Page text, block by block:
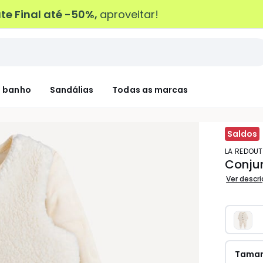
Final até -50%, aproveitar!
banho Sandálias Todas as marcas
Saldos
LA
Ver